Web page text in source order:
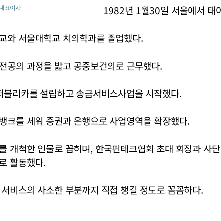
표이사. 1982년 1월30일 서울에서 태
와 서울대학교 치의학과를 졸업했다.
공의 과정을 밟고 공중보건의로 근무했다.
리카를 설립하고 송금서비스사업을 시작했다.
크를 세워 증권과 은행으로 사업영역을 확장했다.
개척한 인물로 꼽히며, 한국핀테크협회 초대 회장과 사
활동했다.
비스의 사소한 부분까지 직접 챙길 정도로 꼼꼼하다.